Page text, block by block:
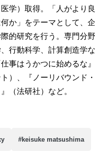
医学）取得。「人がより
か」をテーマとして、
的研究を行う。専門分
行動科学、計算創造学
仕事はうかつに始めるな
ト）、『ノーリバウンド
』（法研社）など。
#keisuke matsushima